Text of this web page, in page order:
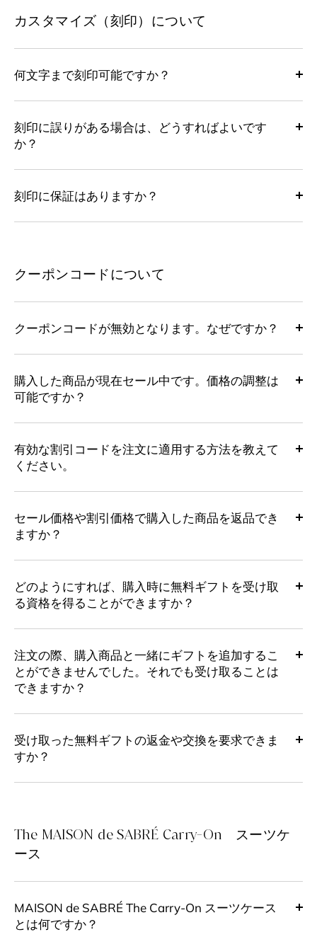
カスタマイズ（刻印）について
何文字まで刻印可能ですか？
刻印に誤りがある場合は、どうすればよいです
か？
刻印に保証はありますか？
クーポンコードについて
クーポンコードが無効となります。なぜですか？
購入した商品が現在セール中です。価格の調整は
可能ですか？
有効な割引コードを注文に適用する方法を教えて
ください。
セール価格や割引価格で購入した商品を返品でき
ますか？
どのようにすれば、購入時に無料ギフトを受け取
る資格を得ることができますか？
注文の際、購入商品と一緒にギフトを追加するこ
とができませんでした。それでも受け取ることは
できますか？
受け取った無料ギフトの返金や交換を要求できま
すか？
The MAISON de SABRÉ Carry-On スーツケ
ース
MAISON de SABRÉ The Carry-On スーツケース
とは何ですか？